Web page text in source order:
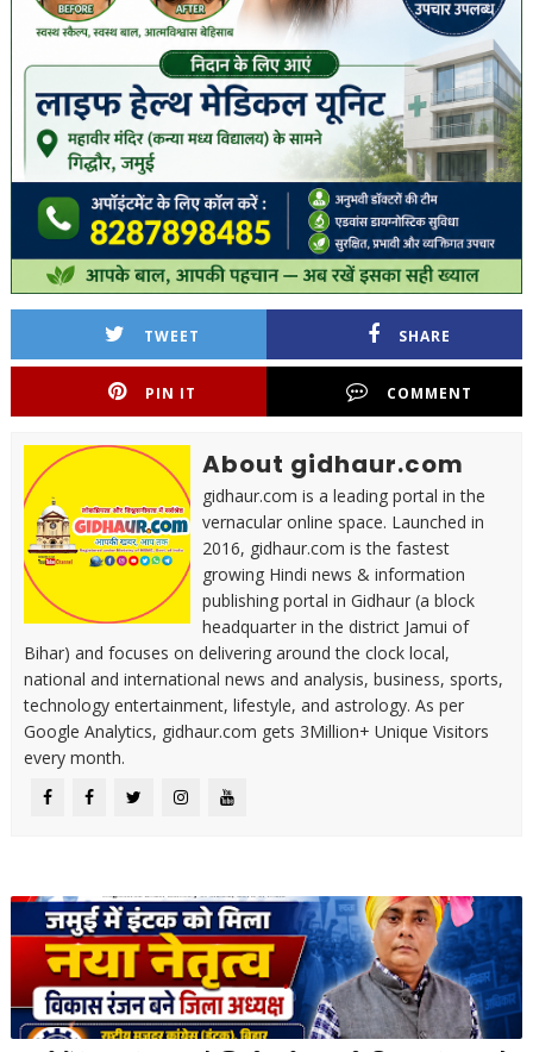
TWEET SHARE
PIN IT COMMENT
About gidhaur.com
gidhaur.com is a leading portal in the
vernacular online space. Launched in
2016, gidhaur.com is the fastest
growing Hindi news & information
publishing portal in Gidhaur (a block
headquarter in the district Jamui of
Bihar) and focuses on delivering around the clock local,
national and international news and analysis, business, sports,
technology entertainment, lifestyle, and astrology. As per
Google Analytics, gidhaur.com gets 3Million+ Unique Visitors
every month.